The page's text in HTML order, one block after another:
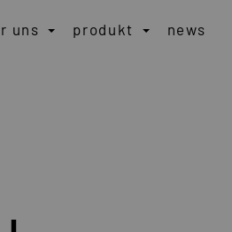
uns produkt news